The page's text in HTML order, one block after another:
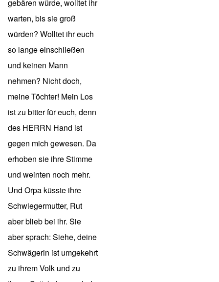
gebären würde, wolltet ihr
warten, bis sie groß
würden? Wolltet ihr euch
so lange einschließen
und keinen Mann
nehmen? Nicht doch,
meine Töchter! Mein Los
ist zu bitter für euch, denn
des HERRN Hand ist
gegen mich gewesen. Da
erhoben sie ihre Stimme
und weinten noch mehr.
Und Orpa küsste ihre
Schwiegermutter, Rut
aber blieb bei ihr. Sie
aber sprach: Siehe, deine
Schwägerin ist umgekehrt
zu ihrem Volk und zu